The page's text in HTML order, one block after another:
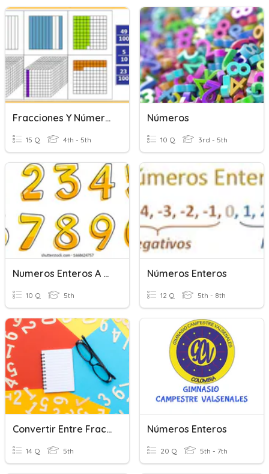
Fracciones Y Números Decimales...Guía 1 Y 2
15 Q 4th - 5th
Números
10 Q 3rd - 5th
Numeros Enteros A Fracciones
10 Q 5th
Números Enteros
12 Q 5th - 8th
Convertir Entre Fracciones Y Números Mixtos 5C
14 Q 5th
Números Enteros
20 Q 5th - 7th